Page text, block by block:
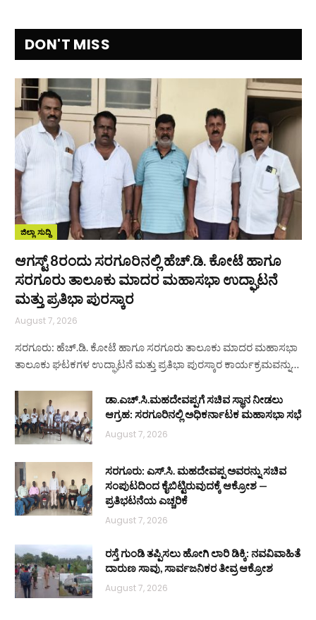
DON'T MISS
ಜಿಲ್ಲಾ ಸುದ್ದಿ
ಆಗಸ್ಟ್ 8ರಂದು ಸರಗೂರಿನಲ್ಲಿ ಹೆಚ್.ಡಿ. ಕೋಟೆ ಹಾಗೂ
ಸರಗೂರು ತಾಲೂಕು ಮಾದರ ಮಹಾಸಭಾ ಉದ್ಘಾಟನೆ
ಮತ್ತು ಪ್ರತಿಭಾ ಪುರಸ್ಕಾರ
August 7, 2026
ಸರಗೂರು: ಹೆಚ್.ಡಿ. ಕೋಟೆ ಹಾಗೂ ಸರಗೂರು ತಾಲೂಕು ಮಾದರ ಮಹಾಸಭಾ
ತಾಲೂಕು ಘಟಕಗಳ ಉದ್ಘಾಟನೆ ಮತ್ತು ಪ್ರತಿಭಾ ಪುರಸ್ಕಾರ ಕಾರ್ಯಕ್ರಮವನ್ನು…
ಡಾ.ಎಚ್.ಸಿ.ಮಹದೇವಪ್ಪಗೆ ಸಚಿವ ಸ್ಥಾನ ನೀಡಲು
ಆಗ್ರಹ: ಸರಗೂರಿನಲ್ಲಿ ಅಧಿಕರ್ನಾಟಕ ಮಹಾಸಭಾ ಸಭೆ
August 7, 2026
ಸರಗೂರು: ಎಸ್.ಸಿ. ಮಹದೇವಪ್ಪ ಅವರನ್ನು ಸಚಿವ
ಸಂಪುಟದಿಂದ ಕೈಬಿಟ್ಟಿರುವುದಕ್ಕೆ ಆಕ್ರೋಶ —
ಪ್ರತಿಭಟನೆಯ ಎಚ್ಚರಿಕೆ
August 7, 2026
ರಸ್ತೆ ಗುಂಡಿ ತಪ್ಪಿಸಲು ಹೋಗಿ ಲಾರಿ ಡಿಕ್ಕಿ: ನವವಿವಾಹಿತೆ
ದಾರುಣ ಸಾವು, ಸಾರ್ವಜನಿಕರ ತೀವ್ರ ಆಕ್ರೋಶ
August 7, 2026